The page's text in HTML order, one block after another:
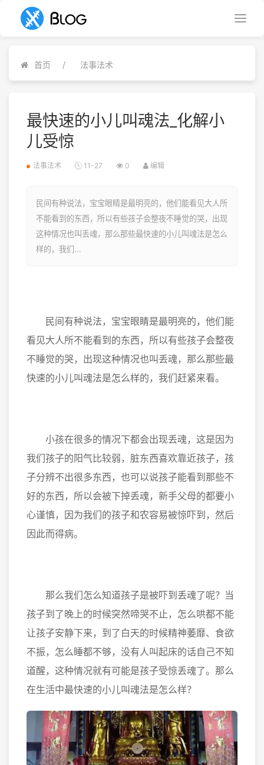
首页 法事法术
最快速的小儿叫魂法_化解小
儿受惊
法事法术 11-27 0 编辑
民间有种说法，宝宝眼睛是最明亮的，他们能看见大人所
不能看到的东西，所以有些孩子会整夜不睡觉的哭，出现
这种情况也叫丢魂，那么那些最快速的小儿叫魂法是怎么
样的，我们...
民间有种说法，宝宝眼睛是最明亮的，他们能
看见大人所不能看到的东西，所以有些孩子会整夜
不睡觉的哭，出现这种情况也叫丢魂，那么那些最
快速的小儿叫魂法是怎么样的，我们赶紧来看。
小孩在很多的情况下都会出现丢魂，这是因为
我们孩子的阳气比较弱，脏东西喜欢靠近孩子，孩
子分辨不出很多东西，也可以说孩子能看到那些不
好的东西，所以会被下掉丢魂，新手父母的都要小
心谨慎，因为我们的孩子和农容易被惊吓到，然后
因此而得病。
那么我们怎么知道孩子是被吓到丢魂了呢？当
孩子到了晚上的时候突然啼哭不止，怎么哄都不能
让孩子安静下来，到了白天的时候精神萎靡、食欲
不振，怎么睡都不够，没有人叫起床的话自己不知
道醒，这种情况就有可能是孩子受惊丢魂了。那么
在生活中最快速的小儿叫魂法是怎么样？